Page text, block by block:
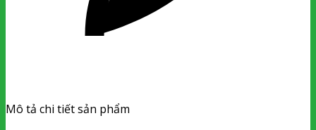
Mô tả chi tiết sản phẩm